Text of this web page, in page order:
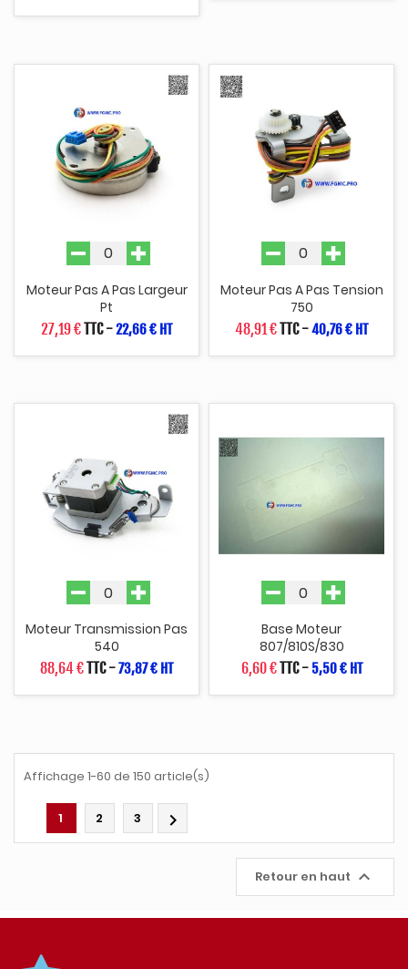
Moteur Pas A Pas Largeur
Pt
27,19 €TTC-22,66 € HT
Moteur Pas A Pas Tension
750
48,91 €TTC-40,76 € HT
Moteur Transmission Pas
540
88,64 €TTC-73,87 € HT
Base Moteur
807/810S/830
6,60 €TTC- 5,50 € HT
Affichage 1-60 de 150 article(s)
1 2 3 
Retour en haut 